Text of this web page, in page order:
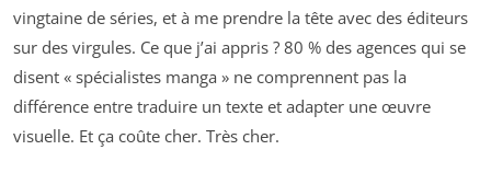
vingtaine de séries, et à me prendre la tête avec des éditeurs
sur des virgules. Ce que j’ai appris ? 80 % des agences qui se
disent « spécialistes manga » ne comprennent pas la
différence entre traduire un texte et adapter une œuvre
visuelle. Et ça coûte cher. Très cher.